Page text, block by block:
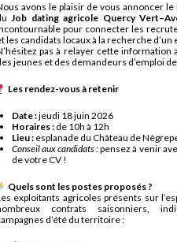
avons le plaisir de vous annoncer
Job dating agricole Quercy
pour connecter les
les candidats locaux à la recherche d’un
pas à relayer cette information
jeunes et des demandeurs d’emploi
Les rendez-vous à retenir
Date :jeudi 18 juin 2026
Horaires :de 10h à 12h
Lieu :esplanade du Château de
Conseil aux candidats :pensez à venir
de votre CV !
Quels sont les postes proposés ?
exploitants agricoles présents sur
contrats saisonniers,
d’été du territoire :